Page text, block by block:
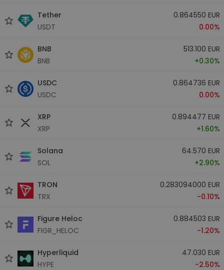
Tether
USDT
0.864550 EUR
0.00%
BNB
BNB
513.100 EUR
+0.30%
USDC
USDC
0.864736 EUR
0.00%
XRP
XRP
0.894477 EUR
+1.60%
Solana
SOL
64.570 EUR
+2.90%
TRON
TRX
0.283094000 EUR
-0.10%
Figure Heloc
FIGR_HELOC
0.884503 EUR
-1.20%
Hyperliquid
HYPE
47.030 EUR
-2.50%